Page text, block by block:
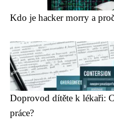
Kdo je hacker morry a
Doprovod dítěte k lékaři:
práce?